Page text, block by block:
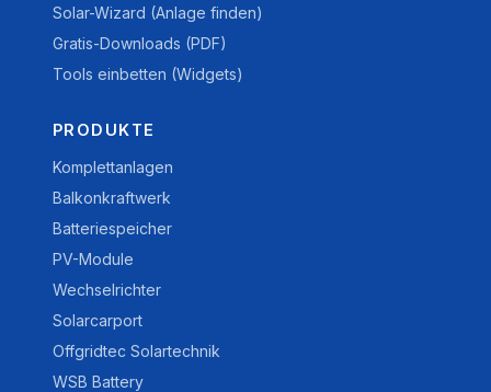
Solar-Wizard (Anlage finden)
Gratis-Downloads (PDF)
Tools einbetten (Widgets)
PRODUKTE
Komplettanlagen
Balkonkraftwerk
Batteriespeicher
PV-Module
Wechselrichter
Solarcarport
Offgridtec Solartechnik
WSB Battery